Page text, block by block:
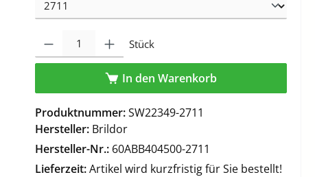
Stück
In den Warenkorb
Produktnummer:SW22349-2711
Hersteller: Brildor
Hersteller-Nr.: 60ABB404500-2711
Lieferzeit:Artikel wird kurzfristig für Sie bestellt!